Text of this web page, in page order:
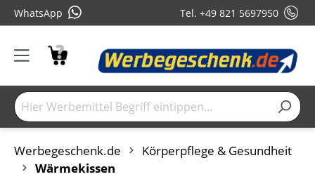
WhatsApp Tel. +49 821 5697950
Werbegeschenk.de
Körperpflege & Gesundheit
Wärmekissen